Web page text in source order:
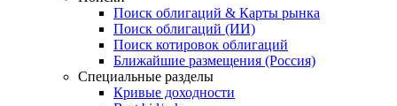
Поиск облигаций & Карты рынка
Поиск облигаций (ИИ)
Поиск котировок облигаций
Ближайшие размещения (Россия)
Специальные разделы
Кривые доходности